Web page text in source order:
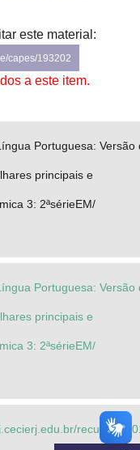
este material:
capes/193202
a este item.
Portuguesa: Versão
principais e
3: 2ªsérieEM/
Portuguesa: Versão
principais e
3: 2ªsérieEM/
recurso/